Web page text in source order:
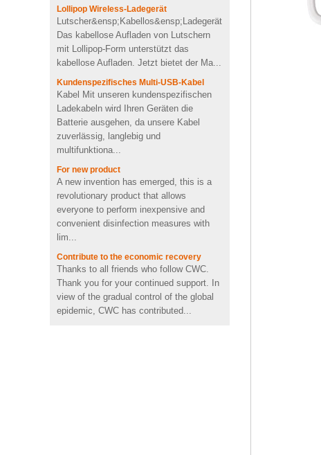
Personalisiertes kabelloses
Ladegerät für OEM-Soft-
PVC-Herzform
4Ω 2W gut Benutzerdefinierte
Videoform PVC drahtloser
Bluetooth-
Lautsprecherlieferant UK
emoji form pvc drahtloses
ladegerät mit CE FCC ROHS
zertifiziert
Tragbare Mini-2600mah-
mit Li-Polymer-Batterie
Tier Schildkröte Form OEM
PVC 4 GB 8 GB 16 GB USB
2.0 Flash-Laufwerk Hersteller
Lutscher&ensp;Kabellos&ensp;Ladegerät
Das kabellose Aufladen von Lutschern
mit Lollipop-Form unterstützt das
kabellose Aufladen. Jetzt bietet der Ma...
Kundenspezifisches Multi-USB-Kabel
Kabel Mit unseren kundenspezifischen
Ladekabeln wird Ihren Geräten die
Batterie ausgehen, da unsere Kabel
zuverlässig, langlebig und
multifunktiona...
For new product
A new invention has emerged, this is a
revolutionary product that allows
everyone to perform inexpensive and
convenient disinfection measures with
lim...
Contribute to the economic recovery
Thanks to all friends who follow CWC.
Thank you for your continued support. In
view of the gradual control of the global
epidemic, CWC has contributed...
LEGO USB DATE KABEL